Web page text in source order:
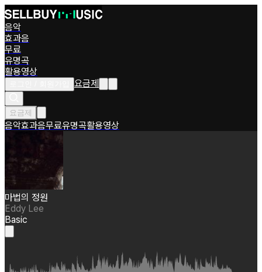
음악
효과음
무료
유명곡
활용영상
요금제
요금제
음악효과음무료유명곡활용영상
마법의 정원
Eddy Lee
Basic